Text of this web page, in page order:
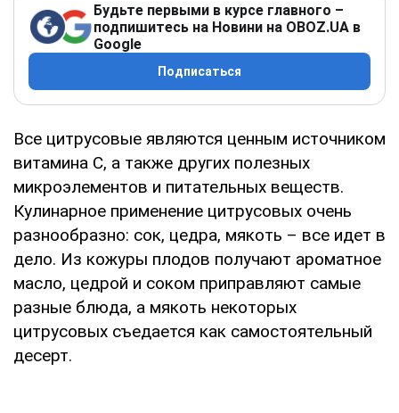
Будьте первыми в курсе главного –
подпишитесь на Новини на OBOZ.UA в
Google
Подписаться
Все цитрусовые являются ценным источником
витамина С, а также других полезных
микроэлементов и питательных веществ.
Кулинарное применение цитрусовых очень
разнообразно: сок, цедра, мякоть – все идет в
дело. Из кожуры плодов получают ароматное
масло, цедрой и соком приправляют самые
разные блюда, а мякоть некоторых
цитрусовых съедается как самостоятельный
десерт.